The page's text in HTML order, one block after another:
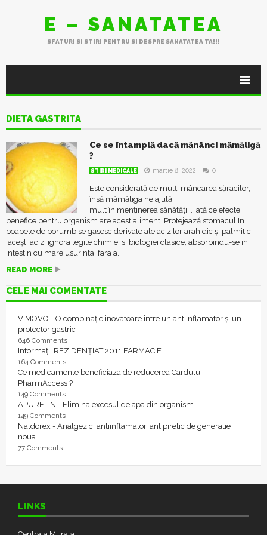
E – SANATATEA
SFATURI SI STIRI PENTRU SI DESPRE SANATATEA TA!!!
DIETA GASTRITA
Ce se întamplă dacă mănânci mămăligă
?
STIRI MEDICALE martie 8, 2022 0
Este considerată de mulţi mâncarea săracilor,
însă mămăliga ne ajută
mult în menţinerea sănătății . Iată ce efecte
benefice pentru organism are acest aliment. Protejează stomacul In
boabele de porumb se găsesc derivate ale acizilor arahidic și palmitic,
aceşti acizi ignora legile chimiei si biologiei clasice, absorbindu-se in
intestin cu mare usurinta, fara a...
READ MORE
CELE MAI COMENTATE
VIMOVO - O combinație inovatoare între un antiinflamator și un
protector gastric
646 Comments
Informații REZIDENȚIAT 2011 FARMACIE
164 Comments
Ce medicamente beneficiaza de reducerea Cardului
PharmAccess ?
149 Comments
APURETIN - Elimina excesul de apa din organism
149 Comments
Naldorex - Analgezic, antiinflamator, antipiretic de generatie
noua
77 Comments
LINKS